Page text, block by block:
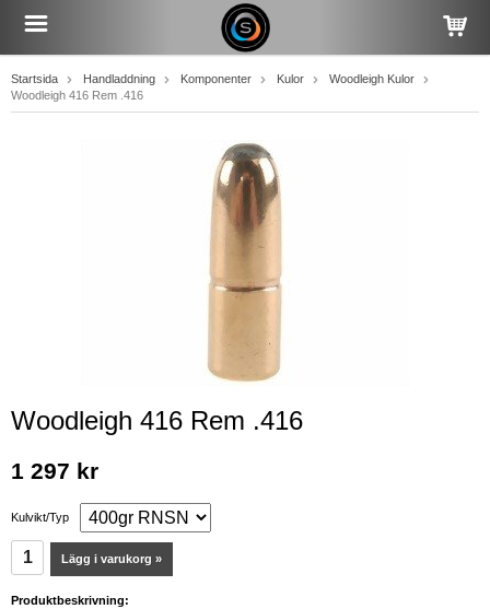
Startsida Handladdning Komponenter Kulor
Woodleigh Kulor
Woodleigh 416 Rem .416
Woodleigh 416 Rem .416
1 297 kr
Kulvikt/Typ
Lägg i varukorg »
Produktbeskrivning: